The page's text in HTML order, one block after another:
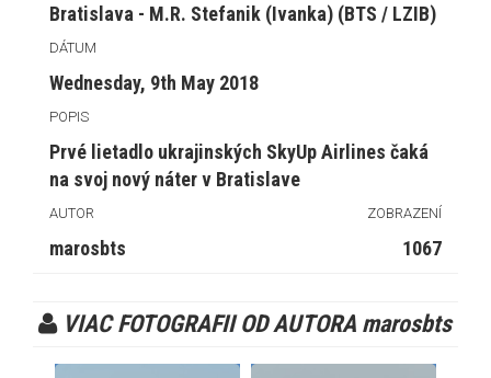
Bratislava - M.R. Stefanik (Ivanka) (BTS / LZIB)
DÁTUM
Wednesday, 9th May 2018
POPIS
Prvé lietadlo ukrajinských SkyUp Airlines čaká
na svoj nový náter v Bratislave
AUTOR ZOBRAZENÍ
marosbts 1067
VIAC FOTOGRAFII OD AUTORA marosbts